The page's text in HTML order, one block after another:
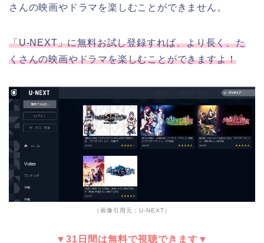
さんの映画やドラマを楽しむことができません。
「U-NEXT」に無料お試し登録すれば、より長く、た
くさんの映画やドラマを楽しむことができますよ！
（画像引用元：U-NEXT）
▼31日間は無料で視聴できます▼